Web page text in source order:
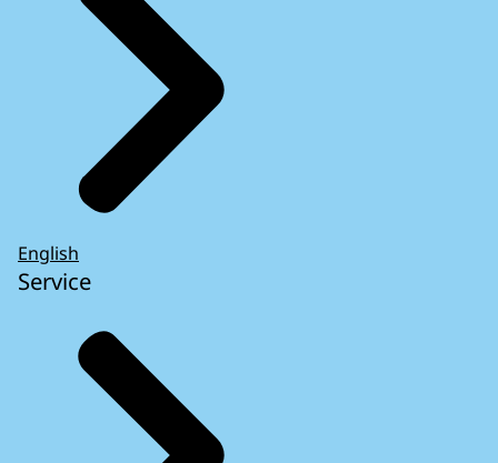
English
Service